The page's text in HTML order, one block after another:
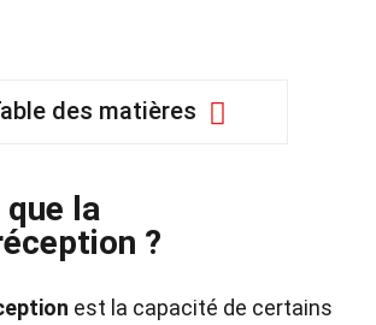
des matières
la
?
est la capacité de certains